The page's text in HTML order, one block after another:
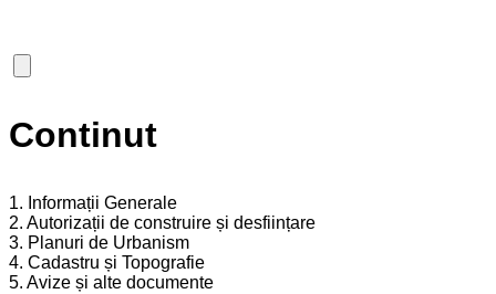
Continut
1. Informații Generale
2. Autorizații de construire și desființare
3. Planuri de Urbanism
4. Cadastru și Topografie
5. Avize și alte documente